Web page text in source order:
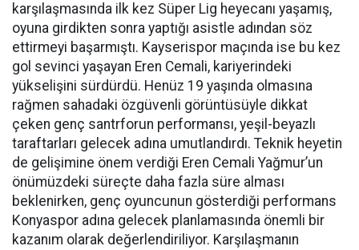
karşılaşmasında ilk kez Süper Lig heyecanı yaşamış,
oyuna girdikten sonra yaptığı asistle adından söz
ettirmeyi başarmıştı. Kayserispor maçında ise bu kez
gol sevinci yaşayan Eren Cemali, kariyerindeki
yükselişini sürdürdü. Henüz 19 yaşında olmasına
rağmen sahadaki özgüvenli görüntüsüyle dikkat
çeken genç santrforun performansı, yeşil-beyazlı
taraftarları gelecek adına umutlandırdı. Teknik heyetin
de gelişimine önem verdiği Eren Cemali Yağmur’un
önümüzdeki süreçte daha fazla süre alması
beklenirken, genç oyuncunun gösterdiği performans
Konyaspor adına gelecek planlamasında önemli bir
kazanım olarak değerlendiriliyor. Karşılaşmanın